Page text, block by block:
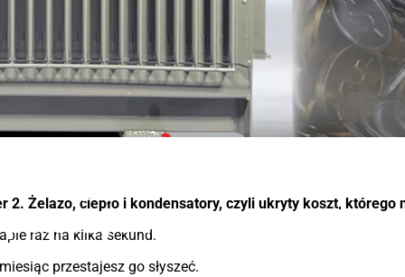
)
i
policzyć realny koszt?
2. Żelazo, ciepło i kondensatory, czyli ukryty koszt, którego
raz na kilka sekund.
przestajesz go słyszeć.